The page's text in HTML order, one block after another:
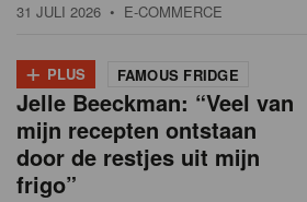
31 JULI 2026 • E-COMMERCE
+ PLUS FAMOUS FRIDGE
Jelle Beeckman: “Veel van
mijn recepten ontstaan
door de restjes uit mijn
frigo”